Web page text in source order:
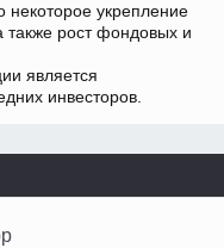
укрепление
также рост фондовых и
является
инвесторов.